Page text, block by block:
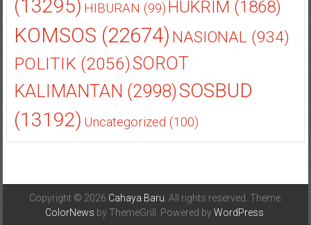
(13295) HIBURAN (99) HUKRIM (1868)
KOMSOS (22674) NASIONAL(934)
POLITIK(2056)SOROT
KALIMANTAN (2998)SOSBUD
(13192) Uncategorized (100)
Copyright © 2026 Cahaya Baru. All rights reserved. Theme:
ColorNews by ThemeGrill. Powered byWordPress.